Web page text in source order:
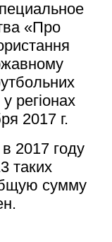
«Про
регіонах
2017 г.
2017 году
таких
сумму